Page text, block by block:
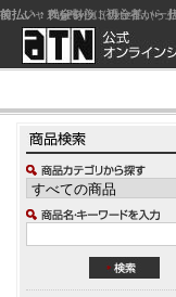
ジャズを中心に初心者から
前払い：クレジットカード（一
後払い：代金引換（現金払い・
前払い：PayPay